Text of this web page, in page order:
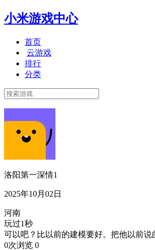
小米游戏中心
首页
云游戏
排行
分类
洛阳第一深情1
2025年10月02日
河南
玩过1秒
可以吧？比以前的建模要好。把他以前说
0次浏览 0